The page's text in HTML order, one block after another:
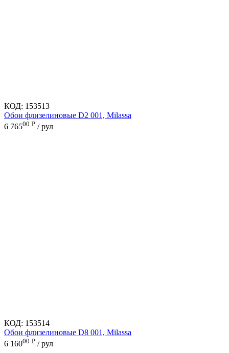
КОД: 153513
Обои флизелиновые D2 001, Milassa
6 76500 Р / рул
КОД: 153514
Обои флизелиновые D8 001, Milassa
6 16000 Р / рул